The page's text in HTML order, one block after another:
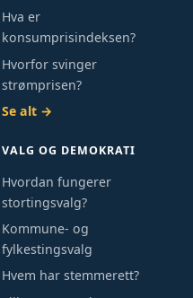
Hva er
konsumprisindeksen?
Hvorfor svinger
strømprisen?
Se alt →
VALG OG DEMOKRATI
Hvordan fungerer
stortingsvalg?
Kommune- og
fylkestingsvalg
Hvem har stemmerett?